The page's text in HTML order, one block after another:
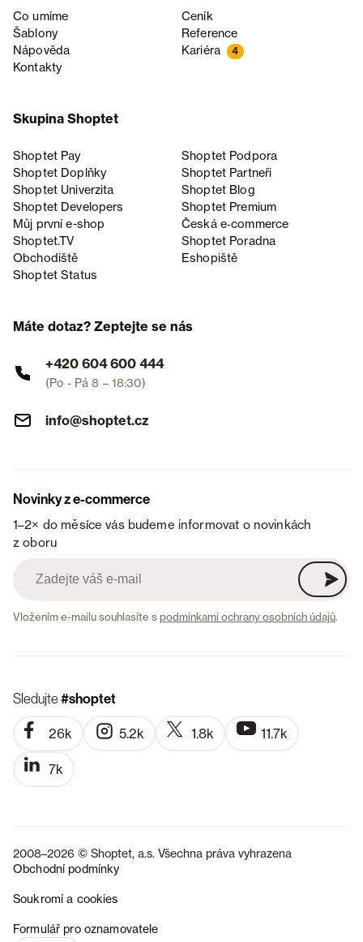
Co umíme
Ceník
Šablony
Reference
Nápověda
Kariéra 4
Kontakty
Skupina Shoptet
Shoptet Pay
Shoptet Podpora
Shoptet Doplňky
Shoptet Partneři
Shoptet Univerzita
Shoptet Blog
Shoptet Developers
Shoptet Premium
Můj první e-shop
Česká e‑commerce
Shoptet.TV
Shoptet Poradna
Obchodiště
Eshopiště
Shoptet Status
Máte dotaz? Zeptejte se nás
+420 604 600 444
(Po - Pá 8 – 18:30)
info@shoptet.cz
Novinky z e-commerce
1–2× do měsíce vás budeme informovat o novinkách
z oboru
Vložením e-mailu souhlasíte spodmínkami ochrany osobních údajů.
Sledujte#shoptet
26k 5.2k 1.8k 11.7k
7k
2008–2026 © Shoptet, a.s. Všechna práva vyhrazena
Obchodní podmínky
Soukromí a cookies
Formulář pro oznamovatele